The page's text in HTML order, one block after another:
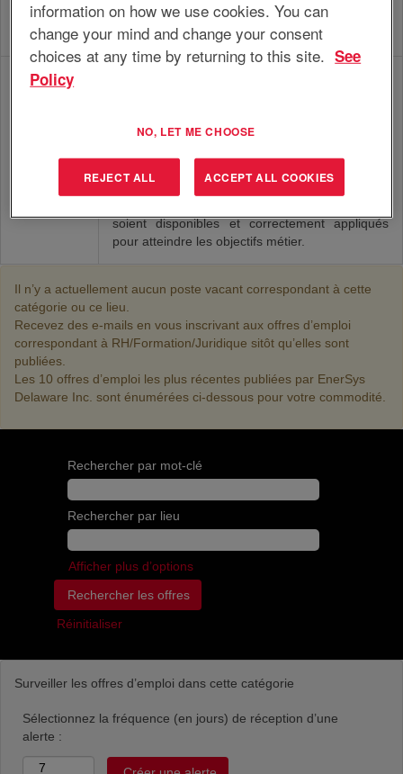
RH
politiques RH existantes, contribuant à
l’efficience et l’efficacité des processus métier.
informations aux responsables et/ou aux
soient disponibles et correctement appliqués
pour atteindre les objectifs métier.
Il n’y a actuellement aucun poste vacant correspondant à cette
catégorie ou ce lieu.
Recevez des e-mails en vous inscrivant aux offres d’emploi
correspondant à RH/Formation/Juridique sitôt qu’elles sont
publiées.
Les 10 offres d’emploi les plus récentes publiées par EnerSys
Delaware Inc. sont énumérées ci-dessous pour votre commodité.
Rechercher par mot-clé
Rechercher par lieu
Afficher plus d’options
Réinitialiser
Surveiller les offres d’emploi dans cette catégorie
Sélectionnez la fréquence (en jours) de réception d’une
alerte :
information on how we use cookies. You can
change your mind and change your consent
choices at any time by returning to this site. See
Policy
NO, LET ME CHOOSE
REJECT ALL ACCEPT ALL COOKIES